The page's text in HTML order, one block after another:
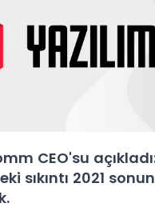
CEO'su
sıkıntı 2021